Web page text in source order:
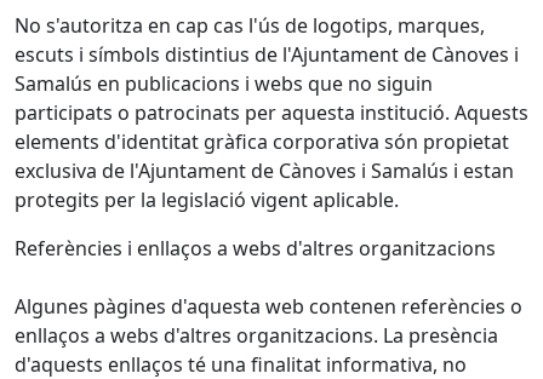
No s'autoritza en cap cas l'ús de logotips, marques,
escuts i símbols distintius de l'Ajuntament de Cànoves i
Samalús en publicacions i webs que no siguin
participats o patrocinats per aquesta institució. Aquests
elements d'identitat gràfica corporativa són propietat
exclusiva de l'Ajuntament de Cànoves i Samalús i estan
protegits per la legislació vigent aplicable.
Referències i enllaços a webs d'altres organitzacions
Algunes pàgines d'aquesta web contenen referències o
enllaços a webs d'altres organitzacions. La presència
d'aquests enllaços té una finalitat informativa, no